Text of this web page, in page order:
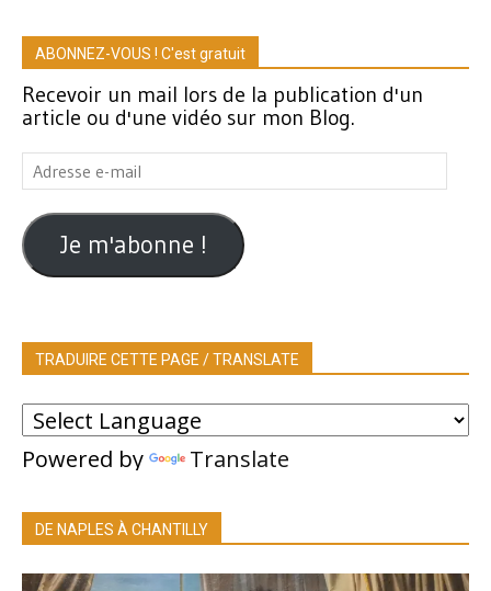
ABONNEZ-VOUS ! C'est gratuit
Recevoir un mail lors de la publication d'un
article ou d'une vidéo sur mon Blog.
Adresse
e-
mail
Je m'abonne !
TRADUIRE CETTE PAGE / TRANSLATE
Powered by Translate
DE NAPLES À CHANTILLY